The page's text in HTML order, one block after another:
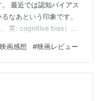
。 最近では認知バイアス
なあという印象です。
英: cognitive bias）と
的な誤り、社会的帰属
など人間が犯しやすい
は、事例証拠や法的証
より引用 ようす
込みによって受け取り
映画感想 #映画レビュー